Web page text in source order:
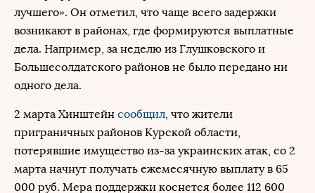
лучшего». Он отметил, что чаще всего задержки
возникают в районах, где формируются выплатные
дела. Например, за неделю из Глушковского и
Большесолдатского районов не было передано ни
одного дела.
2 марта Хинштейн сообщил, что жители
приграничных районов Курской области,
потерявшие имущество из-за украинских атак, со 2
марта начнут получать ежемесячную выплату в 65
000 руб. Мера поддержки коснется более 112 600